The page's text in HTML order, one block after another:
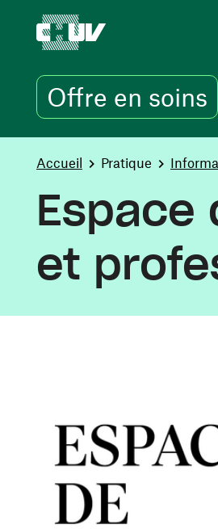
Offre en soins
You are here:
Accueil Pratique
et